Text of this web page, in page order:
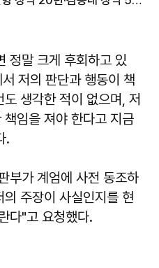
정말 크게 후회하고 있
저의 판단과 행동이 책
생각한 적이 없으며, 저
임을 져야 한다고 지금
.
부가 계엄에 사전 동조하
주장이 사실인지를 현
다"고 요청했다.